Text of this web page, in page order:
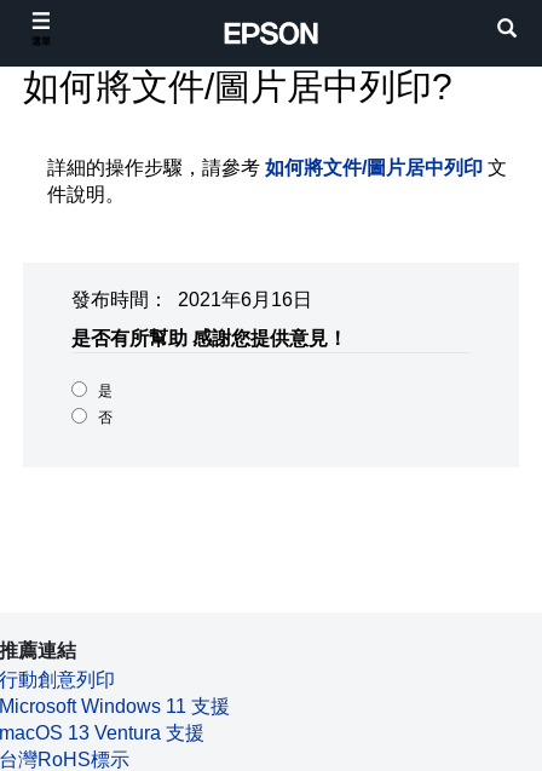
如何將文件/圖片居中列印?
詳細的操作步驟，請參考 如何將文件/圖片居中列印 文
件說明。
發布時間： 2021年6月16日
是否有所幫助 感謝您提供意見！
是
否
推薦連結
行動創意列印
Microsoft Windows 11 支援
macOS 13 Ventura 支援
台灣RoHS標示